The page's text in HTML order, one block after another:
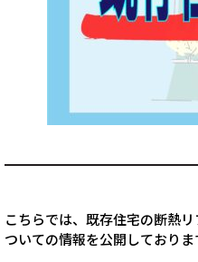
こちらでは、既存住宅の断熱
ついての情報を公開しておりま